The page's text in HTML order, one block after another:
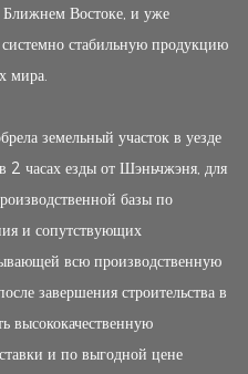
Востоке, и уже
стабильную продукцию
мира.
земельный участок в уезде
2 часах езды от Шэньчжэня, для
базы по
и сопутствующих
всю производственную
завершения строительства в
высококачественную
и по выгодной цене